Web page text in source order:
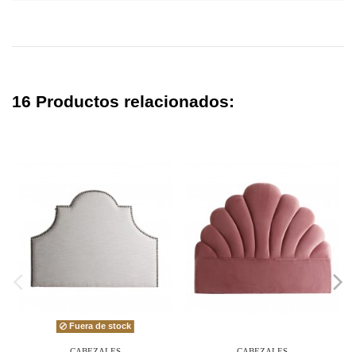
16 Productos relacionados:
Fuera de stock